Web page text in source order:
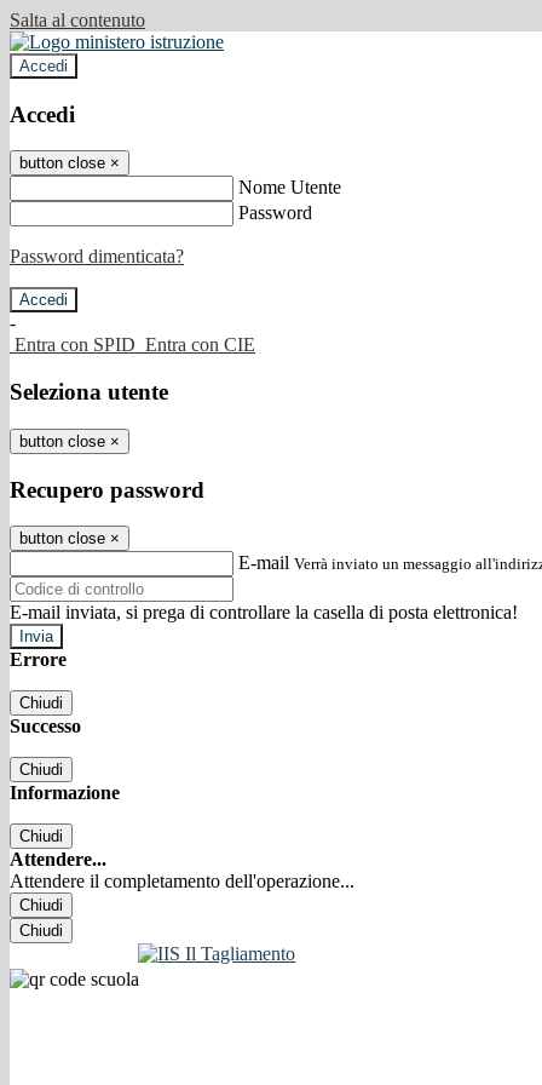
Salta al contenuto
Accedi
Accedi
button close ×
Nome Utente
Password
Password dimenticata?
-
Entra con SPID Entra con CIE
Seleziona utente
button close ×
Recupero password
button close ×
E-mail Verrà inviato un messaggio
E-mail inviata, si prega di controllare la casella di posta elettronica!
Errore
Chiudi
Successo
Chiudi
Informazione
Chiudi
Attendere...
Attendere il completamento dell'operazione...
Chiudi
Chiudi